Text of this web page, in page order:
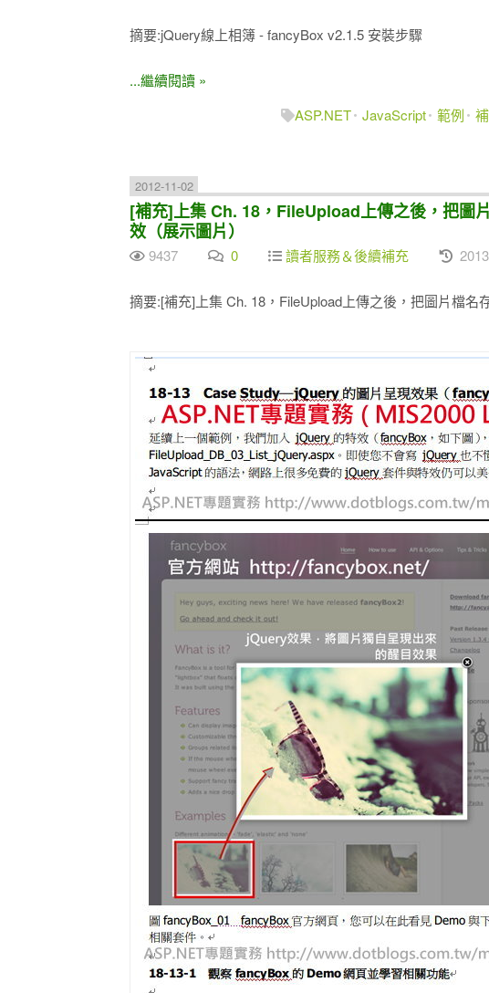
摘要:jQuery線上相簿 - fancyBox v2.1.5 安裝步驟
...繼續閱讀 »
ASP.NET JavaScript 範例
2012-11-02
[補充]上集 Ch. 18，FileUpload上傳之後，把
效（展示圖片）
9437 0 讀者服務＆後續補充
摘要:[補充]上集 Ch. 18，FileUpload上傳之後，把圖片檔名